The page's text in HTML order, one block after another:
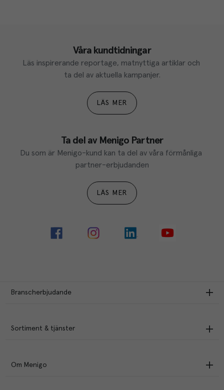
Våra kundtidningar
Läs inspirerande reportage, matnyttiga artiklar och
ta del av aktuella kampanjer.
LÄS MER
Ta del av Menigo Partner
Du som är Menigo-kund kan ta del av våra förmånliga
partner-erbjudanden
LÄS MER
Branscherbjudande
Sortiment & tjänster
Om Menigo